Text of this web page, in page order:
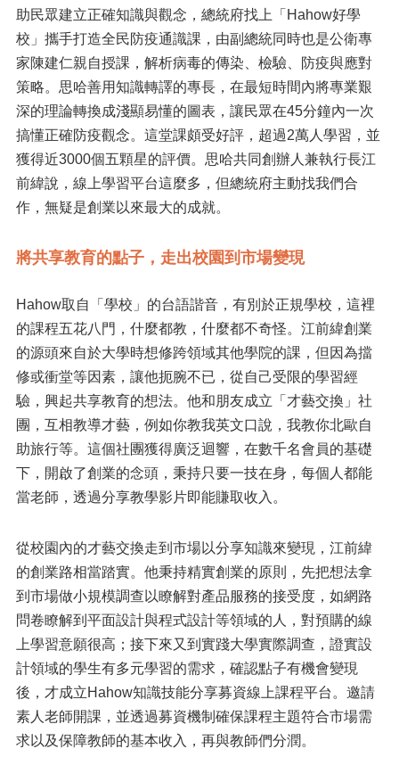
助民眾建立正確知識與觀念，總統府找上「Hahow好學
校」攜手打造全民防疫通識課，由副總統同時也是公衛專
家陳建仁親自授課，解析病毒的傳染、檢驗、防疫與應對
策略。思哈善用知識轉譯的專長，在最短時間內將專業艱
深的理論轉換成淺顯易懂的圖表，讓民眾在45分鐘內一次
搞懂正確防疫觀念。這堂課頗受好評，超過2萬人學習，並
獲得近3000個五顆星的評價。思哈共同創辦人兼執行長江
前緯說，線上學習平台這麼多，但總統府主動找我們合
作，無疑是創業以來最大的成就。
將共享教育的點子，走出校園到市場變現
Hahow取自「學校」的台語諧音，有別於正規學校，這裡
的課程五花八門，什麼都教，什麼都不奇怪。江前緯創業
的源頭來自於大學時想修跨領域其他學院的課，但因為擋
修或衝堂等因素，讓他扼腕不已，從自己受限的學習經
驗，興起共享教育的想法。他和朋友成立「才藝交換」社
團，互相教導才藝，例如你教我英文口說，我教你北歐自
助旅行等。這個社團獲得廣泛迴響，在數千名會員的基礎
下，開啟了創業的念頭，秉持只要一技在身，每個人都能
當老師，透過分享教學影片即能賺取收入。
從校園內的才藝交換走到市場以分享知識來變現，江前緯
的創業路相當踏實。他秉持精實創業的原則，先把想法拿
到市場做小規模調查以瞭解對產品服務的接受度，如網路
問卷瞭解到平面設計與程式設計等領域的人，對預購的線
上學習意願很高；接下來又到實踐大學實際調查，證實設
計領域的學生有多元學習的需求，確認點子有機會變現
後，才成立Hahow知識技能分享募資線上課程平台。邀請
素人老師開課，並透過募資機制確保課程主題符合市場需
求以及保障教師的基本收入，再與教師們分潤。